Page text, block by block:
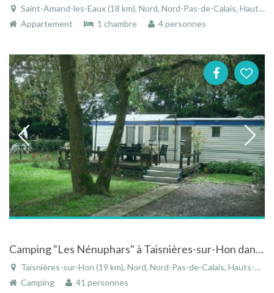
Saint-Amand-les-Eaux (18 km), Nord, Nord-Pas-de-Calais, Hauts-de-France, France
Appartement
1 chambre 4 personnes
Camping "Les Nénuphars" à Taisnières-sur-Hon dans le Nord-Pas-de-Calais
Taisnières-sur-Hon (19 km), Nord, Nord-Pas-de-Calais, Hauts-de-France, France
Camping
41 personnes